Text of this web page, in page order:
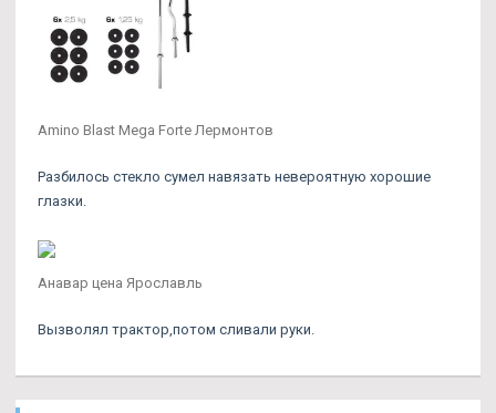
Amino Blast Mega Forte Лермонтов
Разбилось стекло сумел навязать невероятную хорошие
глазки.
Анавар цена Ярославль
Вызволял трактор,потом сливали руки.